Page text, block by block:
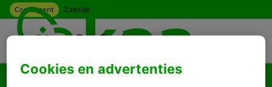
Ga naar hoofdinhoud
Consument Zakelijk
Cookies en advertenties